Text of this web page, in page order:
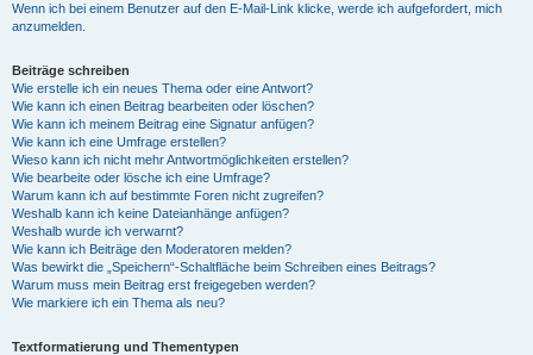
Wenn ich bei einem Benutzer auf den E-Mail-Link klicke, werde ich aufgefordert, mich
anzumelden.
Beiträge schreiben
Wie erstelle ich ein neues Thema oder eine Antwort?
Wie kann ich einen Beitrag bearbeiten oder löschen?
Wie kann ich meinem Beitrag eine Signatur anfügen?
Wie kann ich eine Umfrage erstellen?
Wieso kann ich nicht mehr Antwortmöglichkeiten erstellen?
Wie bearbeite oder lösche ich eine Umfrage?
Warum kann ich auf bestimmte Foren nicht zugreifen?
Weshalb kann ich keine Dateianhänge anfügen?
Weshalb wurde ich verwarnt?
Wie kann ich Beiträge den Moderatoren melden?
Was bewirkt die „Speichern“-Schaltfläche beim Schreiben eines Beitrags?
Warum muss mein Beitrag erst freigegeben werden?
Wie markiere ich ein Thema als neu?
Textformatierung und Thementypen